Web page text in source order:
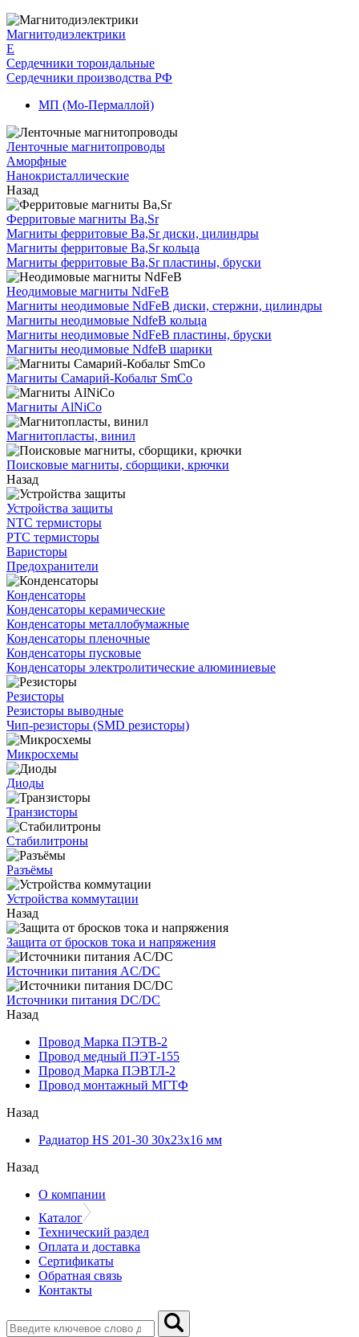
Магнитодиэлектрики
E
Сердечники тороидальные
Сердечники производства РФ
МП (Мо-Пермаллой)
Ленточные магнитопроводы
Аморфные
Нанокристаллические
Назад
Ферритовые магниты Ba,Sr
Магниты ферритовые Ba,Sr диски, цилиндры
Магниты ферритовые Ba,Sr кольца
Магниты ферритовые Ba,Sr пластины, бруски
Неодимовые магниты NdFeB
Магниты неодимовые NdFeB диски, стержни, цилиндры
Магниты неодимовые NdfeB кольца
Магниты неодимовые NdFeB пластины, бруски
Магниты неодимовые NdfeB шарики
Магниты Самарий-Кобальт SmCo
Магниты AlNiCo
Магнитопласты, винил
Поисковые магниты, сборщики, крючки
Назад
Устройства защиты
NTC термисторы
PTC термисторы
Варисторы
Предохранители
Конденсаторы
Конденсаторы керамические
Конденсаторы металлобумажные
Конденсаторы пленочные
Конденсаторы пусковые
Конденсаторы электролитические алюминиевые
Резисторы
Резисторы выводные
Чип-резисторы (SMD резисторы)
Микросхемы
Диоды
Транзисторы
Стабилитроны
Разъёмы
Устройства коммутации
Назад
Защита от бросков тока и напряжения
Источники питания AC/DC
Источники питания DC/DC
Назад
Провод Марка ПЭТВ-2
Провод медный ПЭТ-155
Провод Марка ПЭВТЛ-2
Провод монтажный МГТФ
Назад
Радиатор HS 201-30 30х23х16 мм
Назад
О компании
Каталог
Технический раздел
Оплата и доставка
Сертификаты
Обратная связь
Контакты